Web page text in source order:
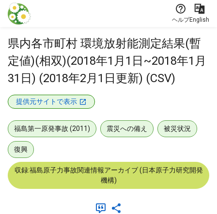
本文に飛ぶ
ヘルプEnglish
県内各市町村 環境放射能測定結果(暫
定値)(相双)(2018年1月1日~2018年1月
31日) (2018年2月1日更新) (CSV)
提供元サイトで表示
福島第一原発事故 (2011) 震災への備え 被災状況
復興
収録:福島原子力事故関連情報アーカイブ (日本原子力研究開発
機構)